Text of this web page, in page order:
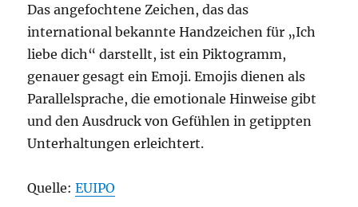
Das angefochtene Zeichen, das das
international bekannte Handzeichen für „Ich
liebe dich“ darstellt, ist ein Piktogramm,
genauer gesagt ein Emoji. Emojis dienen als
Parallelsprache, die emotionale Hinweise gibt
und den Ausdruck von Gefühlen in getippten
Unterhaltungen erleichtert.
Quelle:EUIPO